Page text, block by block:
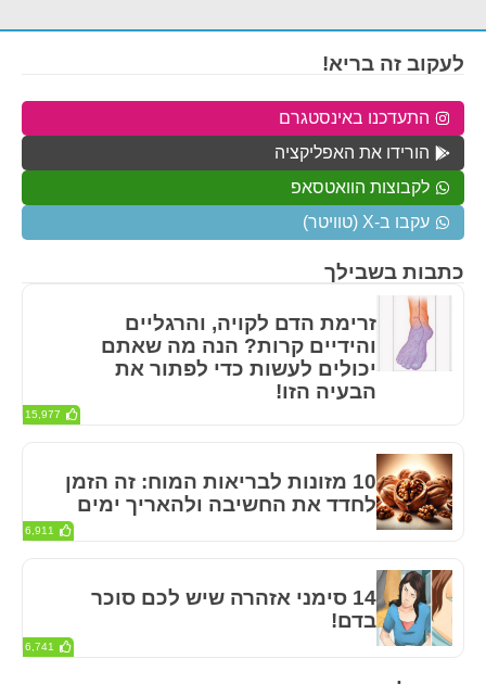
כתבות בשבילך
זרימת הדם לקויה, והרגליים
והידיים קרות? הנה מה שאתם
יכולים לעשות כדי לפתור את
הבעיה הזו!
15,977
10 מזונות לבריאות המוח: זה הזמן
לחדד את החשיבה ולהאריך ימים
6,911
14 סימני אזהרה שיש לכם סוכר
בדם!
6,741
לעקוב זה בריא!
התעדכנו באינסטגרם
הורידו את האפליקציה
לקבוצות הוואטסאפ
עקבו ב-X (טוויטר)